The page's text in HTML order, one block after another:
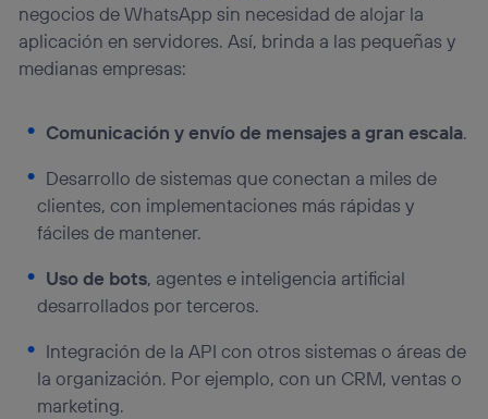
negocios de WhatsApp sin necesidad de alojar la
aplicación en servidores. Así, brinda a las pequeñas y
medianas empresas:
Comunicación y envío de mensajes a gran escala.
Desarrollo de sistemas que conectan a miles de
clientes, con implementaciones más rápidas y
fáciles de mantener.
Uso de bots, agentes e inteligencia artificial
desarrollados por terceros.
Integración de la API con otros sistemas o áreas de
la organización. Por ejemplo, con un CRM, ventas o
marketing.